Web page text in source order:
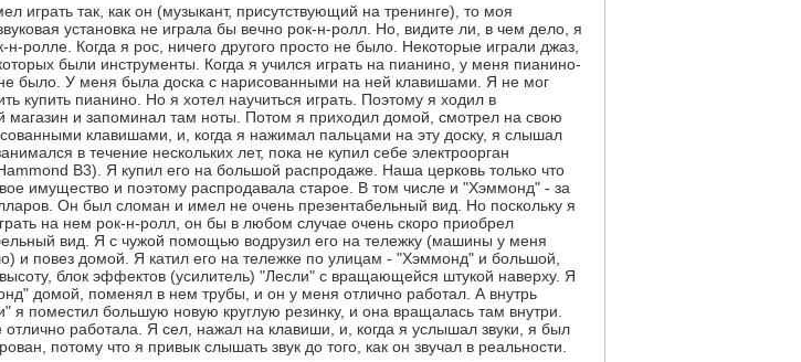
играть так, как он (музыкант, присутствующий на тренинге), то моя
установка не играла бы вечно рок-н-ролл. Но, видите ли, в чем дело, я
н-ролле. Когда я рос, ничего другого просто не было. Некоторые играли джаз,
были инструменты. Когда я учился играть на пианино, у меня пианино-
не было. У меня была доска с нарисованными на ней клавишами. Я не мог
купить пианино. Но я хотел научиться играть. Поэтому я ходил в
магазин и запоминал там ноты. Потом я приходил домой, смотрел на свою
клавишами, и, когда я нажимал пальцами на эту доску, я слышал
в течение нескольких лет, пока не купил себе электроорган
B3). Я купил его на большой распродаже. Наша церковь только что
имущество и поэтому распродавала старое. В том числе и "Хэммонд" - за
Он был сломан и имел не очень презентабельный вид. Но поскольку я
на нем рок-н-ролл, он бы в любом случае очень скоро приобрел
вид. Я с чужой помощью водрузил его на тележку (машины у меня
и повез домой. Я катил его на тележке по улицам - "Хэммонд" и большой,
блок эффектов (усилитель) "Лесли" с вращающейся штукой наверху. Я
домой, поменял в нем трубы, и он у меня отлично работал. А внутрь
я поместил большую новую круглую резинку, и она вращалась там внутри.
отлично работала. Я сел, нажал на клавиши, и, когда я услышал звуки, я был
потому что я привык слышать звук до того, как он звучал в реальности.